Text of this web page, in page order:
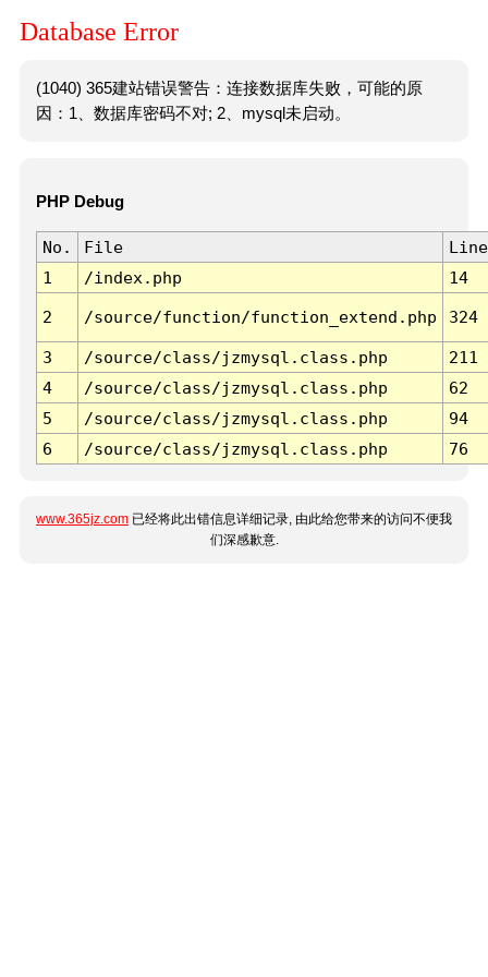
Database Error
(1040) 365建站错误警告：连接数据库失败，可能的原
因：1、数据库密码不对; 2、mysql未启动。
PHP Debug
No. File
Line
1
/index.php 14
2 /source/function/function_extend.php 324
3 /source/class/jzmysql.class.php
211
4
/source/class/jzmysql.class.php
62
5
/source/class/jzmysql.class.php
94
6
/source/class/jzmysql.class.php 76
www.365jz.com 已经将此出错信息详细记录, 由此给您带来的访问不便我
们深感歉意.